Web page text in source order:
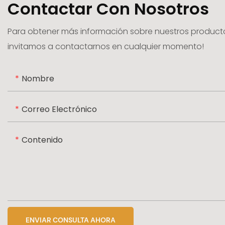
Contactar Con Nosotros
Para obtener más información sobre nuestros
invitamos a contactarnos en cualquier momento!
Nombre
Correo Electrónico
Contenido
ENVIAR CONSULTA AHORA